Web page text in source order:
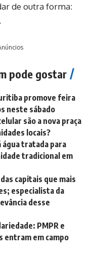
de outra forma:
pode gostar
promove feira
neste sábado
são a nova praça
locais?
água tratada para
tradicional em
capitais que mais
especialista da
desse
PMPR e
entram em campo